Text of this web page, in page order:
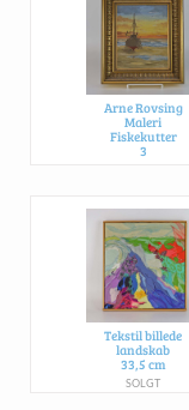
Arne Rovsing
Maleri
Fiskekutter
3
Tekstil billede
landskab
33,5 cm
SOLGT